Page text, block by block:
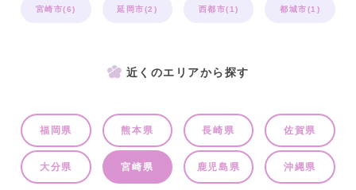
宮崎市(6) 延岡市(2) 西都市(1) 都城市(1)
近くのエリアから探す
福岡県 熊本県 長崎県 佐賀県
大分県 宮崎県 鹿児島県 沖縄県